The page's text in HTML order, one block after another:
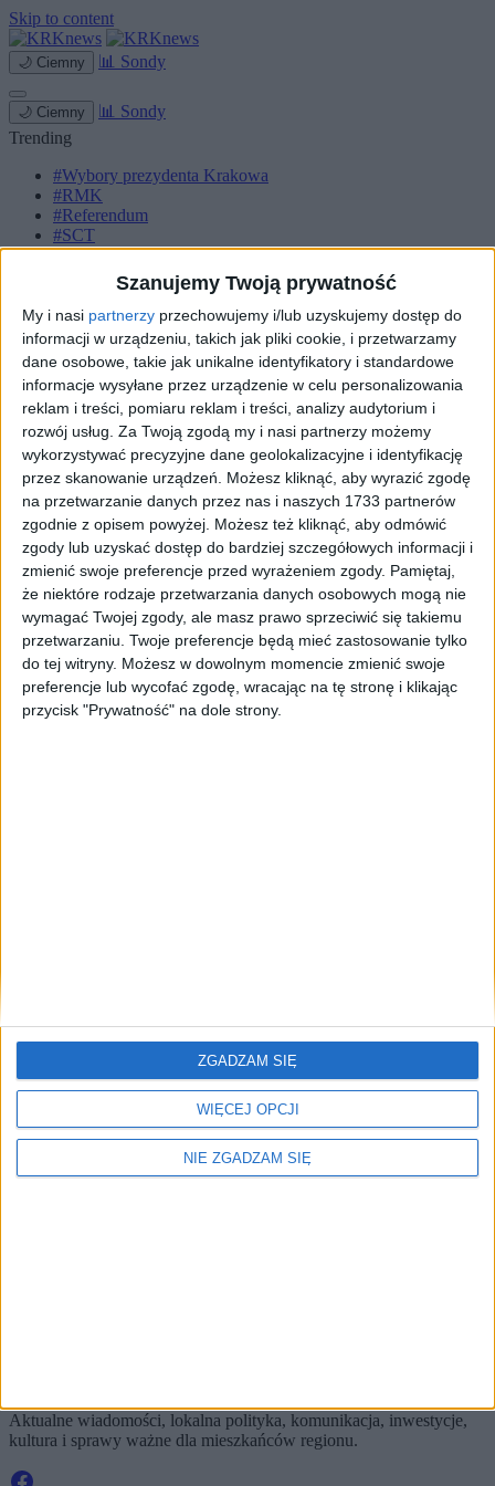
Szanujemy Twoją prywatność
My i nasi partnerzy przechowujemy i/lub uzyskujemy dostęp do
informacji w urządzeniu, takich jak pliki cookie, i przetwarzamy
dane osobowe, takie jak unikalne identyfikatory i standardowe
informacje wysyłane przez urządzenie w celu personalizowania
reklam i treści, pomiaru reklam i treści, analizy audytorium i
rozwój usług. Za Twoją zgodą my i nasi partnerzy możemy
wykorzystywać precyzyjne dane geolokalizacyjne i identyfikację
przez skanowanie urządzeń. Możesz kliknąć, aby wyrazić zgodę
na przetwarzanie danych przez nas i naszych 1733 partnerów
zgodnie z opisem powyżej. Możesz też kliknąć, aby odmówić
zgody lub uzyskać dostęp do bardziej szczegółowych informacji i
zmienić swoje preferencje przed wyrażeniem zgody. Pamiętaj,
że niektóre rodzaje przetwarzania danych osobowych mogą nie
wymagać Twojej zgody, ale masz prawo sprzeciwić się takiemu
przetwarzaniu. Twoje preferencje będą mieć zastosowanie tylko
do tej witryny. Możesz w dowolnym momencie zmienić swoje
preferencje lub wycofać zgodę, wracając na tę stronę i klikając
przycisk "Prywatność" na dole strony.
WIĘCEJ OPCJI
NIE ZGADZAM SIĘ
ZGADZAM SIĘ
Skip to content
🌙 Ciemny 📊 Sondy
🌙 Ciemny 📊 Sondy
Trending
#Wybory prezydenta Krakowa
#RMK
#Referendum
#SCT
#Marcyś
Strona główna
Miasto
Komunikacja
Zieleń
Inwestycje
Biznes
Sport
Kultura
Małopolska
Kryminalne
Tag #Zagłębiem Sosnowiec
#Zagłębiem Sosnowiec
artykułówNajnowszeSport
Sortuj:
Kategoria:
TOP 5
Hokeiści Cracovii w dołku. Dziś ważny mecz
Alerty / Newsletter
Aktualne wiadomości, lokalna polityka, komunikacja, inwestycje,
kultura i sprawy ważne dla mieszkańców regionu.